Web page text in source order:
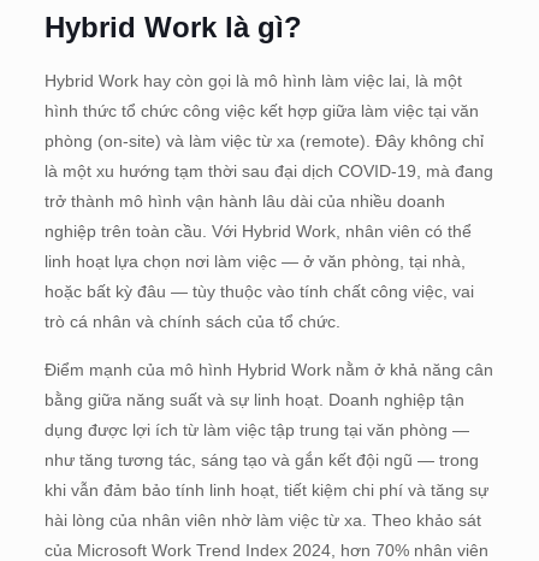
Hybrid Work là gì?
Hybrid Work hay còn gọi là mô hình làm việc lai, là một
hình thức tổ chức công việc kết hợp giữa làm việc tại văn
phòng (on-site) và làm việc từ xa (remote). Đây không chỉ
là một xu hướng tạm thời sau đại dịch COVID-19, mà đang
trở thành mô hình vận hành lâu dài của nhiều doanh
nghiệp trên toàn cầu. Với Hybrid Work, nhân viên có thể
linh hoạt lựa chọn nơi làm việc — ở văn phòng, tại nhà,
hoặc bất kỳ đâu — tùy thuộc vào tính chất công việc, vai
trò cá nhân và chính sách của tổ chức.
Điểm mạnh của mô hình Hybrid Work nằm ở khả năng cân
bằng giữa năng suất và sự linh hoạt. Doanh nghiệp tận
dụng được lợi ích từ làm việc tập trung tại văn phòng —
như tăng tương tác, sáng tạo và gắn kết đội ngũ — trong
khi vẫn đảm bảo tính linh hoạt, tiết kiệm chi phí và tăng sự
hài lòng của nhân viên nhờ làm việc từ xa. Theo khảo sát
của Microsoft Work Trend Index 2024, hơn 70% nhân viên